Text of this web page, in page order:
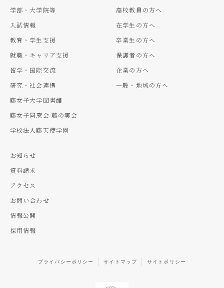
学部・大学院等
入試情報
教育・学生支援
就職・キャリア支援
留学・国際交流
研究・社会連携
藤女子大学図書館
藤女子同窓会 藤の実会
学校法人藤天使学園
高校教員の方へ
在学生の方へ
卒業生の方へ
保護者の方へ
企業の方へ
一般・地域の方へ
お知らせ
資料請求
アクセス
お問い合わせ
情報公開
採用情報
プライバシーポリシー サイトマップ サイトポリシー